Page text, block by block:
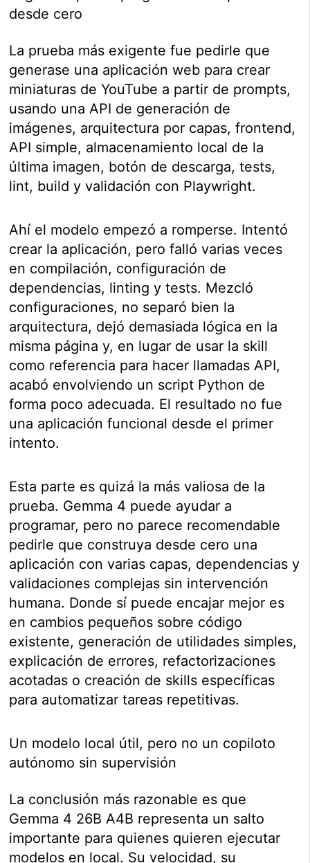
desde cero
La prueba más exigente fue pedirle que
generase una aplicación web para crear
miniaturas de YouTube a partir de prompts,
usando una API de generación de
imágenes, arquitectura por capas, frontend,
API simple, almacenamiento local de la
última imagen, botón de descarga, tests,
lint, build y validación con Playwright.
Ahí el modelo empezó a romperse. Intentó
crear la aplicación, pero falló varias veces
en compilación, configuración de
dependencias, linting y tests. Mezcló
configuraciones, no separó bien la
arquitectura, dejó demasiada lógica en la
misma página y, en lugar de usar la skill
como referencia para hacer llamadas API,
acabó envolviendo un script Python de
forma poco adecuada. El resultado no fue
una aplicación funcional desde el primer
intento.
Esta parte es quizá la más valiosa de la
prueba. Gemma 4 puede ayudar a
programar, pero no parece recomendable
pedirle que construya desde cero una
aplicación con varias capas, dependencias y
validaciones complejas sin intervención
humana. Donde sí puede encajar mejor es
en cambios pequeños sobre código
existente, generación de utilidades simples,
explicación de errores, refactorizaciones
acotadas o creación de skills específicas
para automatizar tareas repetitivas.
Un modelo local útil, pero no un copiloto
autónomo sin supervisión
La conclusión más razonable es que
Gemma 4 26B A4B representa un salto
importante para quienes quieren ejecutar
modelos en local. Su velocidad, su